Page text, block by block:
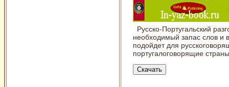
Русско-Португальский
необходимый запас слов и
подойдет для
португалоговорящие